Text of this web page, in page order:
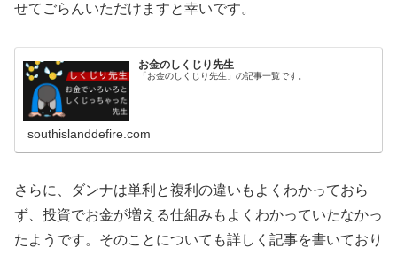
せてごらんいただけますと幸いです。
お金のしくじり先生
「お金のしくじり先生」の記事一覧です。
southislanddefire.com
さらに、ダンナは単利と複利の違いもよくわかっておら
ず、投資でお金が増える仕組みもよくわかっていたなかっ
たようです。そのことについても詳しく記事を書いており